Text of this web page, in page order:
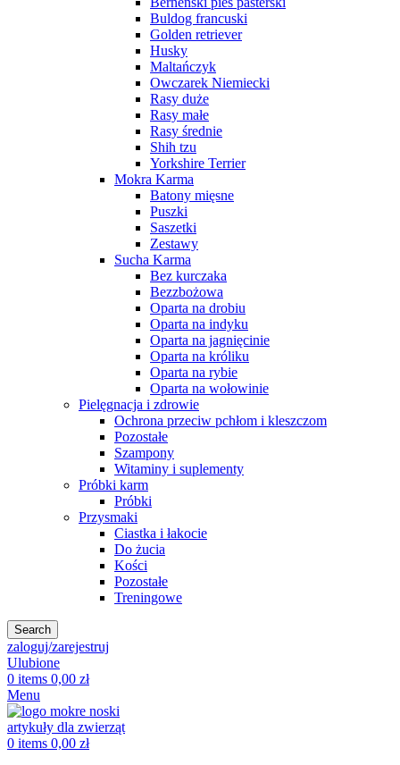
Buldog francuski
Golden retriever
Husky
Maltańczyk
Owczarek Niemiecki
Rasy duże
Rasy małe
Rasy średnie
Shih tzu
Yorkshire Terrier
Mokra Karma
Batony mięsne
Puszki
Saszetki
Zestawy
Sucha Karma
Bez kurczaka
Bezzbożowa
Oparta na drobiu
Oparta na indyku
Oparta na jagnięcinie
Oparta na króliku
Oparta na rybie
Oparta na wołowinie
Pielęgnacja i zdrowie
Ochrona przeciw pchłom i kleszczom
Pozostałe
Szampony
Witaminy i suplementy
Próbki karm
Próbki
Przysmaki
Ciastka i łakocie
Do żucia
Kości
Pozostałe
Treningowe
Search
zaloguj/zarejestruj
Ulubione
0 items 0,00 zł
Menu
0 items 0,00 zł